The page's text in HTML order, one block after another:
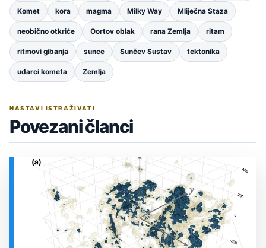
Komet kora magma Milky Way Mliječna Staza
neobično otkriće Oortov oblak rana Zemlja ritam
ritmovi gibanja sunce Sunčev Sustav tektonika
udarci kometa Zemlja
NASTAVI ISTRAŽIVATI
Povezani članci